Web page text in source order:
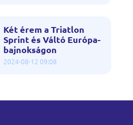
Két érem a Triatlon
Sprint és Váltó Európa-
bajnokságon
2024-08-12 09:08